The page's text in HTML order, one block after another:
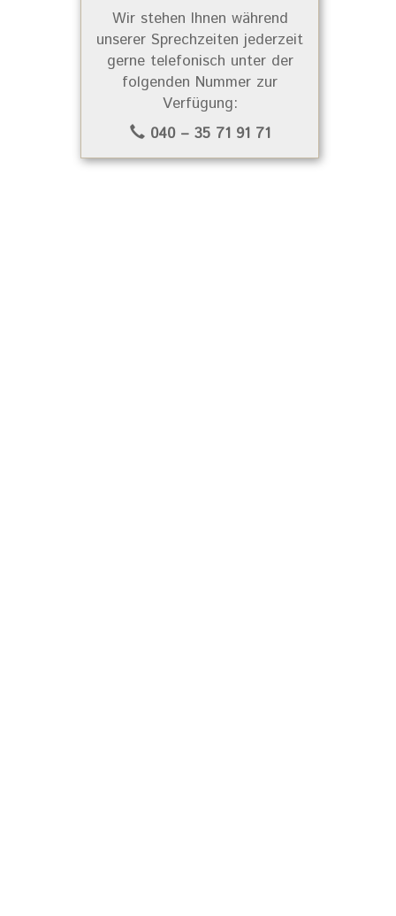
Wir stehen Ihnen während
unserer Sprechzeiten jederzeit
gerne telefonisch unter der
folgenden Nummer zur
Verfügung:
040 – 35 71 91 71